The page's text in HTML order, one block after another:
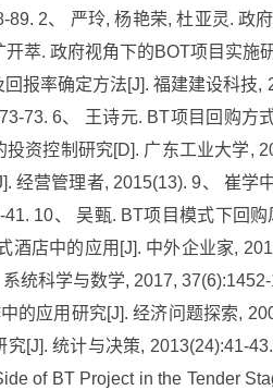
2、 严玲, 杨艳荣, 杜亚灵. 政
萃. 政府视角下的BOT项目实施
报率确定方法[J]. 福建建设科技,
73. 6、 王诗元. BT项目回购方
资控制研究[D]. 广东工业大学,
经营管理者, 2015(13). 9、 崔学
10、 吴甄. BT项目模式下回购
酒店中的应用[J]. 中外企业家,
统科学与数学, 2017, 37(6):1452-
的应用研究[J]. 经济问题探索,
[J]. 统计与决策, 2013(24):41-
of BT Project in the Tender